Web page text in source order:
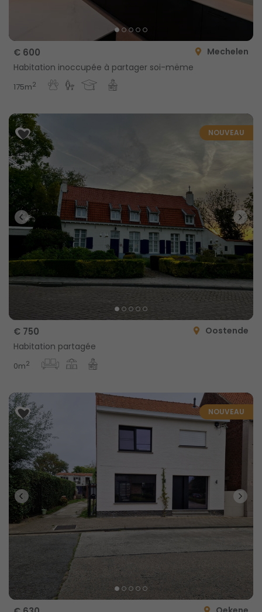
€ 600
Mechelen
Habitation inoccupée à partager soi-mëme
175m2
NOUVEAU
€ 750
Oostende
Habitation partagée
0m2
NOUVEAU